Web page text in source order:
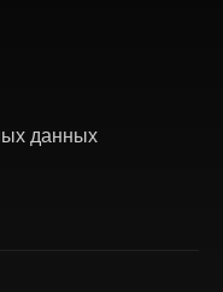
данных